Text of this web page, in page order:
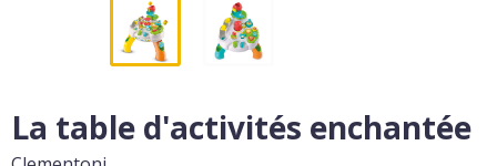
La table d'activités enchantée